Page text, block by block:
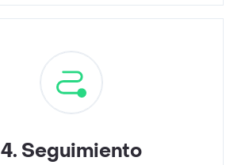
4. Seguimiento